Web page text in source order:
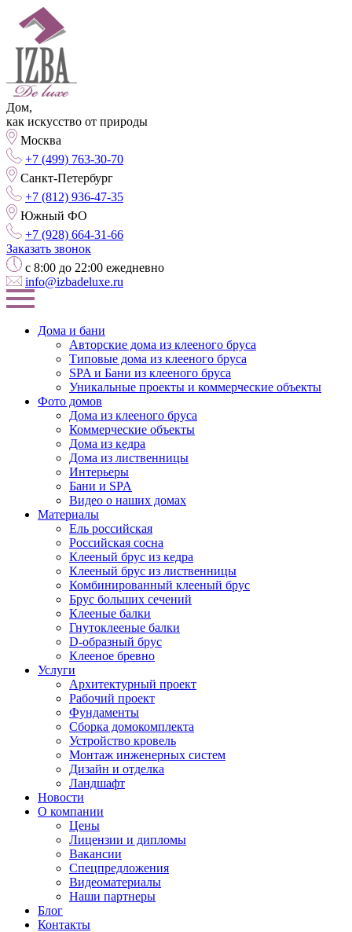
Дом,
как искусство от природы
Москва
+7 (499) 763-30-70
Санкт-Петербург
+7 (812) 936-47-35
Южный ФО
+7 (928) 664-31-66
Заказать звонок
с 8:00 до 22:00 ежедневно
info@izbadeluxe.ru
Дома и бани
Авторские дома из клееного бруса
Типовые дома из клееного бруса
SPA и Бани из клееного бруса
Уникальные проекты и коммерческие объекты
Фото домов
Дома из клееного бруса
Коммерческие объекты
Дома из кедра
Дома из лиственницы
Интерьеры
Бани и SPA
Видео о наших домах
Материалы
Ель российская
Российская сосна
Клееный брус из кедра
Клееный брус из лиственницы
Комбинированный клееный брус
Брус больших сечений
Клееные балки
Гнутоклееные балки
D-образный брус
Клееное бревно
Услуги
Архитектурный проект
Рабочий проект
Фундаменты
Сборка домокомплекта
Устройство кровель
Монтаж инженерных систем
Дизайн и отделка
Ландшафт
Новости
О компании
Цены
Лицензии и дипломы
Вакансии
Cпецпредложения
Видеоматериалы
Наши партнеры
Блог
Контакты